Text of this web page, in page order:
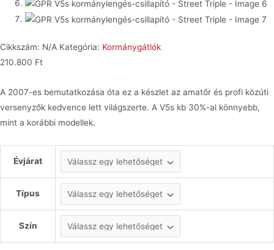
Cikkszám: N/A Kategória: Kormánygátlók
210.800 Ft
A 2007-es bemutatkozása óta ez a készlet az amatőr és profi közúti
versenyzők kedvence lett világszerte. A V5s kb 30%-al könnyebb,
mint a korábbi modellek.
Évjárat
Típus
Szín